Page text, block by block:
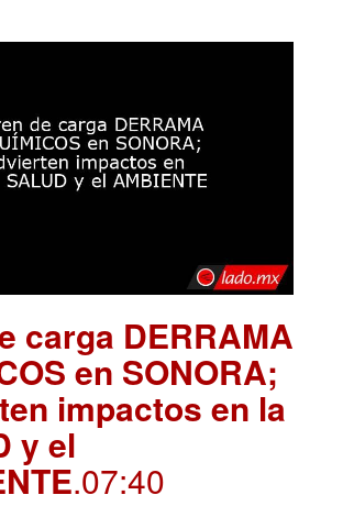
carga DERRAMA
en SONORA;
impactos en la
y el
.07:40